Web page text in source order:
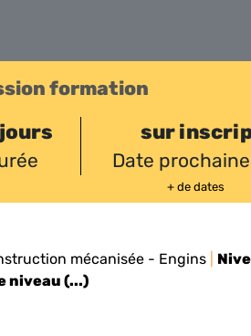
formation
sur
Date
+ de dates
mécanisée - Engins
niveau (...)